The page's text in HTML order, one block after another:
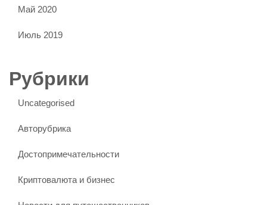
Май 2020
Июль 2019
Рубрики
Uncategorised
Авторубрика
Достопримечательности
Криптовалюта и бизнес